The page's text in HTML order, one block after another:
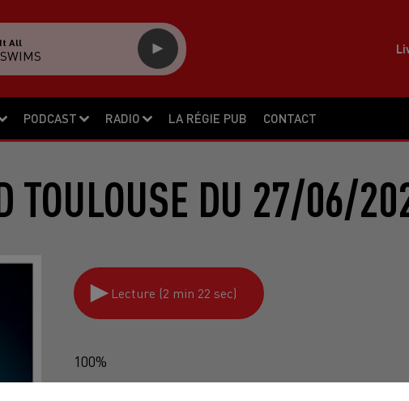
PODCAST RADIO LA RÉGIE PUB CONTACT
All
TOULOUSE DU 27/06/
Lecture (2 min 22 sec)
100%